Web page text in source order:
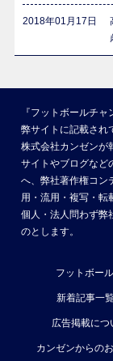
2018年01月17日
『フットボールチ
弊サイトに記載され
株式会社カンゼンが
サイトやブログなど
へ、弊社著作権コン
用・流用・複写・転
個人・法人問わず弊
のとします。
フットボー
新着記事一
広告掲載につ
カンゼンからの